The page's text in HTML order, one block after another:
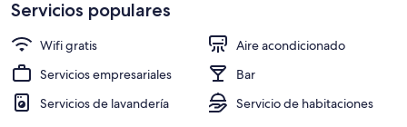
Recepción
Servicios populares
Wifi gratis
Aire acondicionado
Servicios empresariales
Bar
Servicios de lavandería
Servicio de habitaciones